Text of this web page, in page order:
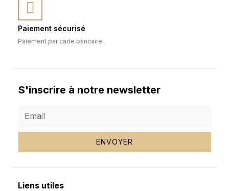
Paiement sécurisé
Paiement par carte bancaire.
S'inscrire à notre newsletter
ENVOYER
Liens utiles